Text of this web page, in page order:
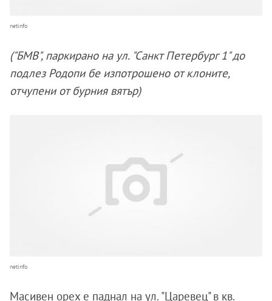
netinfo
("БМВ", паркирано на ул. "Санкт Петербург 1" до
подлез Родопи бе изпотрошено от клоните,
отчупени от бурния вятър)
netinfo
Масивен орех е паднал на ул. "Царевец" в кв.